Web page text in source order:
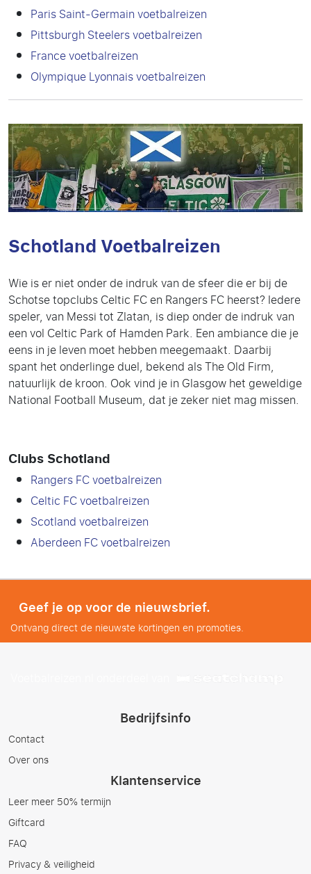
Paris Saint-Germain voetbalreizen
Pittsburgh Steelers voetbalreizen
France voetbalreizen
Olympique Lyonnais voetbalreizen
Schotland Voetbalreizen
Wie is er niet onder de indruk van de sfeer die er bij de
Schotse topclubs Celtic FC en Rangers FC heerst? Iedere
speler, van Messi tot Zlatan, is diep onder de indruk van
een vol Celtic Park of Hamden Park. Een ambiance die je
eens in je leven moet hebben meegemaakt. Daarbij
spant het onderlinge duel, bekend als The Old Firm,
natuurlijk de kroon. Ook vind je in Glasgow het geweldige
National Football Museum, dat je zeker niet mag missen.
Clubs Schotland
Rangers FC voetbalreizen
Celtic FC voetbalreizen
Scotland voetbalreizen
Aberdeen FC voetbalreizen
Geef je op voor de nieuwsbrief.
Ontvang direct de nieuwste kortingen en promoties.
Bedrijfsinfo
Contact
Over ons
Klantenservice
Leer meer 50% termijn
Giftcard
FAQ
Privacy & veiligheid